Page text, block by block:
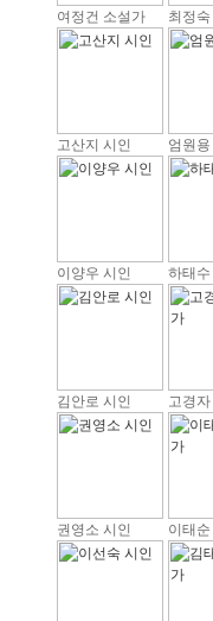
여정건 소설가 최정숙
고산지 시인 엄원용
이양우 시인 하태수
김안로 시인 고경
권영소 시인 이태